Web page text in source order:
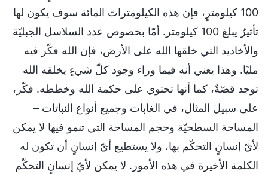
100 كيلومترٍ، فإن هذه الكيلومترات المائة سوف يكون لها
تأثيرٌ يبلغ 100 كيلومتر. أمّا بخصوص عدد السلاسل الجبليّة
والأخاديد التي خلقها الله على الأرض، فإن الله فكّر فيه
مليًا. وهذا يعني أنه فيما وراء وجود كلّ شيءٍ يخلقه الله
توجد قصّةٌ، كما أنها تحتوي على حكمة الله وخططه. فكّر،
على سبيل المثال، في الغابات وجميع أنواع النباتات –
المساحة السطحيّة وحجم المساحة التي تنمو فيها لا يمكن
لأيّ إنسانٍ التحكّم بها، ولا يستطيع أيّ إنسانٍ أن تكون له
الكلمة الأخيرة في هذه الأمور. لا يمكن لأيّ إنسانٍ التحكّم